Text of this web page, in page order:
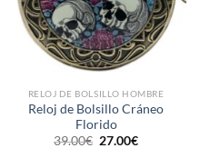
RELOJ DE BOLSILLO HOMBRE
Reloj de Bolsillo Cráneo
Florido
39.00€ El
27.00€El